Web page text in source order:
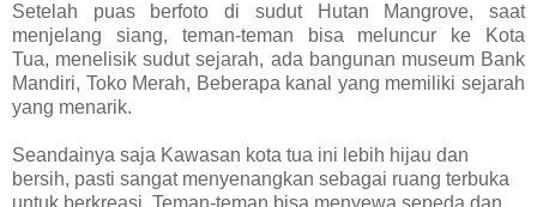
Setelah puas berfoto di sudut Hutan Mangrove, saat
menjelang siang, teman-teman bisa meluncur ke Kota
Tua, menelisik sudut sejarah, ada bangunan museum Bank
Mandiri, Toko Merah, Beberapa kanal yang memiliki sejarah
yang menarik.
Seandainya saja Kawasan kota tua ini lebih hijau dan
bersih, pasti sangat menyenangkan sebagai ruang terbuka
untuk berkreasi. Teman-teman bisa menyewa sepeda dan